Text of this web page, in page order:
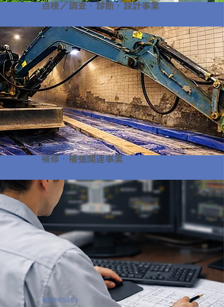
点検／調査・診断・設計事業
BUSINESS 02
補修・補強関連事業
BUSINESS 03